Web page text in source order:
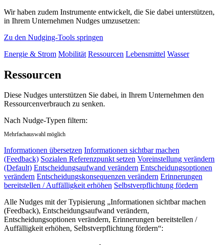
Wir haben zudem Instrumente entwickelt, die Sie dabei unterstützen,
in Ihrem Unternehmen Nudges umzusetzen:
Zu den Nudging-Tools springen
Energie & Strom Mobilität Ressourcen Lebensmittel Wasser
Ressourcen
Diese Nudges unterstützen Sie dabei, in Ihrem Unternehmen den
Ressourcenverbrauch zu senken.
Nach Nudge-Typen filtern:
Mehrfachauswahl möglich
Informationen übersetzen Informationen sichtbar machen
(Feedback) Sozialen Referenzpunkt setzen Voreinstellung verändern
(Default) Entscheidungsaufwand verändern Entscheidungsoptionen
verändern Entscheidungskonsequenzen verändern Erinnerungen
bereitstellen / Auffälligkeit erhöhen Selbstverpflichtung fördern
Alle Nudges mit der Typisierung „Informationen sichtbar machen
(Feedback), Entscheidungsaufwand verändern,
Entscheidungsoptionen verändern, Erinnerungen bereitstellen /
Auffälligkeit erhöhen, Selbstverpflichtung fördern“: